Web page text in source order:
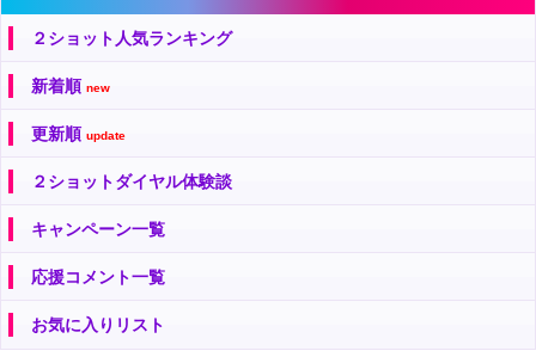
２ショット人気ランキング
新着順 new
更新順 update
２ショットダイヤル体験談
キャンペーン一覧
応援コメント一覧
お気に入りリスト